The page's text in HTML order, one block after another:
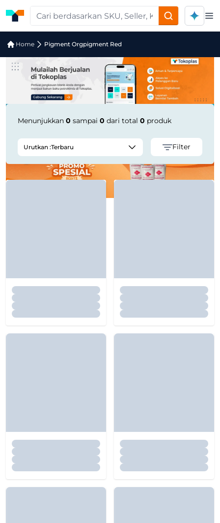
Home Pigment Orgpigment Red
Jual Pigment Orgpigment Red |
Menunjukkan 0 sampai 0 dari total 0 produk
Urutkan :Terbaru Filter